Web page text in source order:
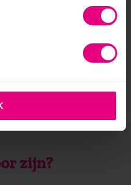
zijn?